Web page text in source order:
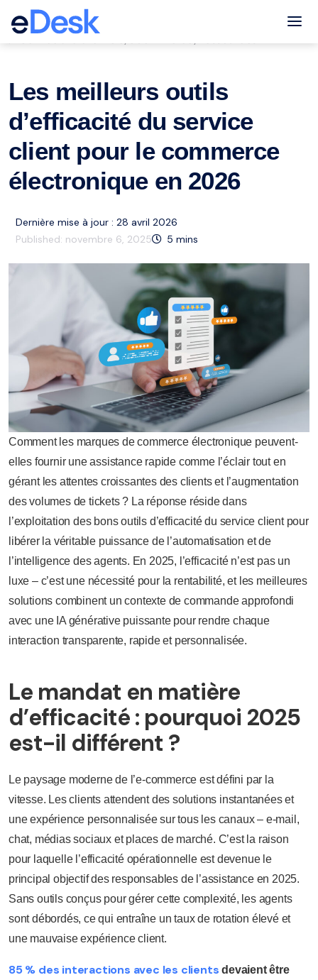
eCommerce Support Central
Les meilleurs outils
d’efficacité du service
client pour le commerce
électronique en 2026
Dernière mise à jour : 28 avril 2026
Published: novembre 6, 2025 5 mins
Comment les marques de commerce électronique peuvent-
elles fournir une assistance rapide comme l’éclair tout en
gérant les attentes croissantes des clients et l’augmentation
des volumes de tickets ? La réponse réside dans
l’exploitation des bons outils d’efficacité du service client pour
libérer la véritable puissance de l’automatisation et de
l’intelligence des agents. En 2025, l’efficacité n’est pas un
luxe – c’est une nécessité pour la rentabilité, et les meilleures
solutions combinent un contexte de commande approfondi
avec une IA générative puissante pour rendre chaque
interaction transparente, rapide et personnalisée.
Le mandat en matière
d’efficacité : pourquoi 2025
est-il différent ?
Le paysage moderne de l’e-commerce est défini par la
vitesse. Les clients attendent des solutions instantanées et
une expérience personnalisée sur tous les canaux – e-mail,
chat, médias sociaux et places de marché. C’est la raison
pour laquelle l’efficacité opérationnelle est devenue le
principal objectif des responsables de l’assistance en 2025.
Sans outils conçus pour gérer cette complexité, les agents
sont débordés, ce qui entraîne un taux de rotation élevé et
une mauvaise expérience client.
85 % des interactions avec les clients devaient être